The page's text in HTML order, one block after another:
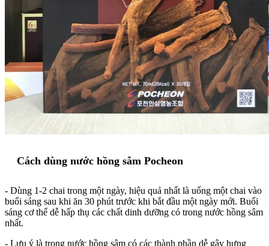
Cách dùng nước hồng sâm Pocheon
- Dùng 1-2 chai trong một ngày, hiệu quả nhất là uống một chai vào
buổi sáng sau khi ăn 30 phút trước khi bắt đầu một ngày mới. Buổi
sáng cơ thể dễ hấp thụ các chất dinh dưỡng có trong nước hồng sâm
nhất.
- Lưu ý là trong nước hồng sâm có các thành phần dễ gây hưng